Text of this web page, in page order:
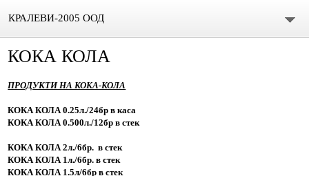
КРАЛЕВИ-2005 ООД
ЗА НАС
БИРА
ШУМЕНСКО ПИВО
КАМЕНИЦА
КОКА КОЛА
ПРОДУКТИ НА КОКА-КОЛА
КОКА КОЛА 0.25л./24бр в каса
КОКА КОЛА 0.500л./12бр в стек
КОКА КОЛА 2л./6бр. в стек
КОКА КОЛА 1л./6бр. в стек
КОКА КОЛА 1.5л/6бр в стек